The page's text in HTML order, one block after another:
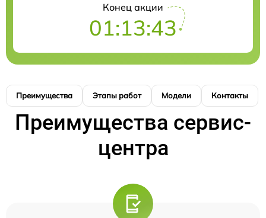
Конец акции
01:13:42
Преимущества Этапы работ Модели Контакты
Преимущества сервис-
центра